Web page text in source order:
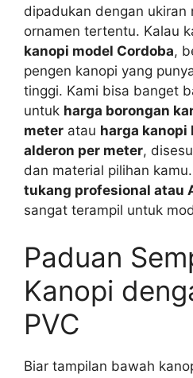
dipadukan dengan ukiran
ornamen tertentu. Kalau
kanopi model Cordoba,
pengen kanopi yang
tinggi. Kami bisa banget
untuk harga borongan
meter atau harga kanopi
alderon per meter,
dan material pilihan kamu.
tukang profesional atau
sangat terampil untuk
Paduan
Kanopi
PVC
Biar tampilan bawah